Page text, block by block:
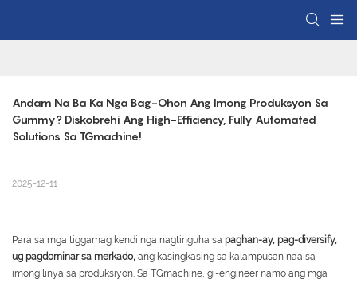
Andam Na Ba Ka Nga Bag-Ohon Ang Imong Produksyon Sa
Gummy? Diskobrehi Ang High-Efficiency, Fully Automated
Solutions Sa TGmachine!
2025-12-11
Para sa mga tiggamag kendi nga nagtinguha sa paghan-ay, pag-diversify,
ug pagdominar sa merkado, ang kasingkasing sa kalampusan naa sa
imong linya sa produksiyon. Sa TGmachine, gi-engineer namo ang mga